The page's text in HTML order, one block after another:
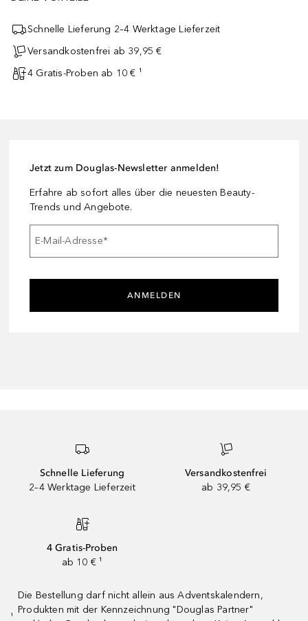
Schnelle Lieferung 2–4 Werktage Lieferzeit
Versandkostenfrei ab 39,95 €
4 Gratis-Proben ab 10 € ¹
Jetzt zum Douglas-Newsletter anmelden!
Erfahre ab sofort alles über die neuesten Beauty-
Trends und Angebote.
E-Mail-Adresse*
ANMELDEN
Schnelle Lieferung
2–4 Werktage Lieferzeit
Versandkostenfrei
ab 39,95 €
4 Gratis-Proben
ab 10 € ¹
¹
Die Bestellung darf nicht allein aus Adventskalendern,
Produkten mit der Kennzeichnung "Douglas Partner"